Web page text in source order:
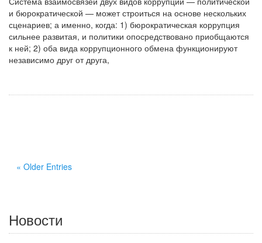
и бюрократической — может строиться на основе нескольких
сценариев; а именно, когда: 1) бюрократическая коррупция
сильнее развитая, и политики опосредствовано приобщаются
к ней; 2) оба вида коррупционного обмена функционируют
независимо друг от друга,
« Older Entries
Новости